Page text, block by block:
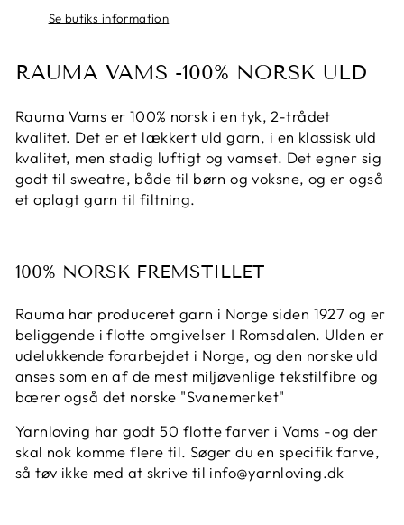
Se butiks information
RAUMA VAMS -100% NORSK ULD
Rauma Vams er 100% norsk i en tyk, 2-trådet
kvalitet. Det er et lækkert uld garn, i en klassisk uld
kvalitet, men stadig luftigt og vamset. Det egner sig
godt til sweatre, både til børn og voksne, og er også
et oplagt garn til filtning.
100% NORSK FREMSTILLET
Rauma har produceret garn i Norge siden 1927 og er
beliggende i flotte omgivelser I Romsdalen. Ulden er
udelukkende forarbejdet i Norge, og den norske uld
anses som en af de mest miljøvenlige tekstilfibre og
bærer også det norske "Svanemerket"
Yarnloving har godt 50 flotte farver i Vams -og der
skal nok komme flere til. Søger du en specifik farve,
så tøv ikke med at skrive til info@yarnloving.dk